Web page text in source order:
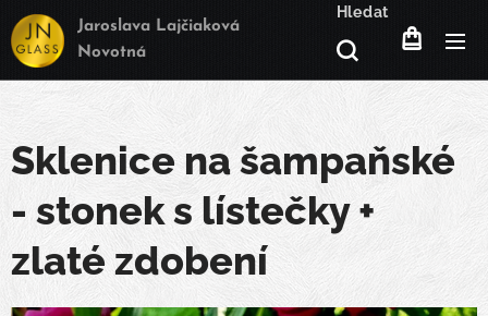
Jaroslava Lajčiaková
Novotná
Hledat
Sklenice na šampaňské
- stonek s lístečky +
zlaté zdobení